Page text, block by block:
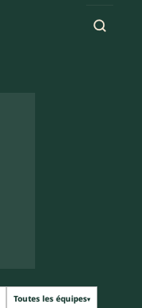
Toutes les équipes▾